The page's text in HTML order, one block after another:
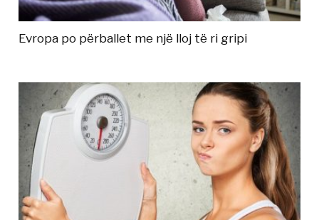
Evropa po përballet me një lloj të ri gripi